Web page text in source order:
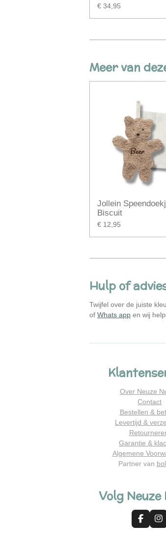
€ 34,95
Meer van
Jollein
Biscuit
€ 12,95
Hulp of
Twijfel over de juiste
of Whats app en wij
Over Neuze
Contact
Bestellen &
Levertijd &
Garantie &
Algemene
Partner van
Volg Neuze
F
a
I
n